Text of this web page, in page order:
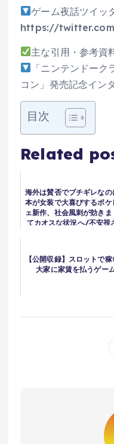
ゲーム夜話ツイッ
https://
主な引用・参考資
「ニンテンドー
コン」発売記念イン
目次
Related
海外は賛否でブチギレなの
本が女装で大喜びするポケ
ェ新作、社会風刺が効きま
てカオスな状況へ/不安視
へ/デトロイト開発の新作
【公開収録】スロットで
大家に家賃を払うゲー